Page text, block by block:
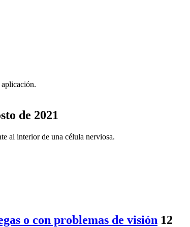
aplicación.
de 2021
al interior de una célula nerviosa.
o con problemas de visión 12